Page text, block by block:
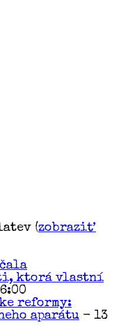
(zobraziť
ktorá vlastní
reformy:
aparátu - 13